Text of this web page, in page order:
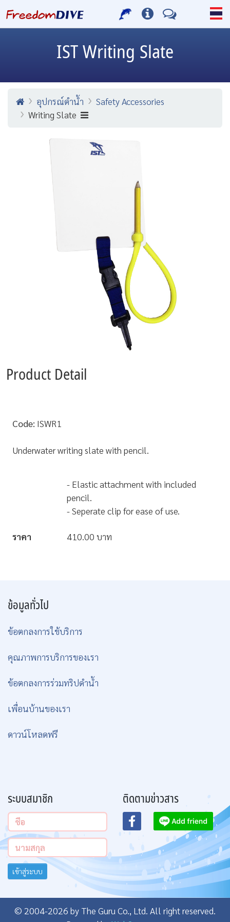
ISTWriting Slate
อุปกรณ์ดำน้ำ
Safety Accessories
Writing Slate
Product Detail
Code: ISWR1
Underwater writing slate with pencil.
- Elastic attachment with included
pencil.
- Seperate clip for ease of use.
ราคา 410.00 บาท
ข้อมูลทั่วไป
ข้อตกลงการใช้บริการ
คุณภาพการบริการของเรา
ข้อตกลงการร่วมทริปดำน้ำ
เพื่อนบ้านของเรา
ดาวน์โหลดฟรี
ระบบสมาชิก
เข้าสู่ระบบ
ติดตามข่าวสาร
© 2004-2026 by The Guru Co., Ltd. All right reserved.